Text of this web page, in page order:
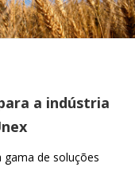
a indústria
de soluções